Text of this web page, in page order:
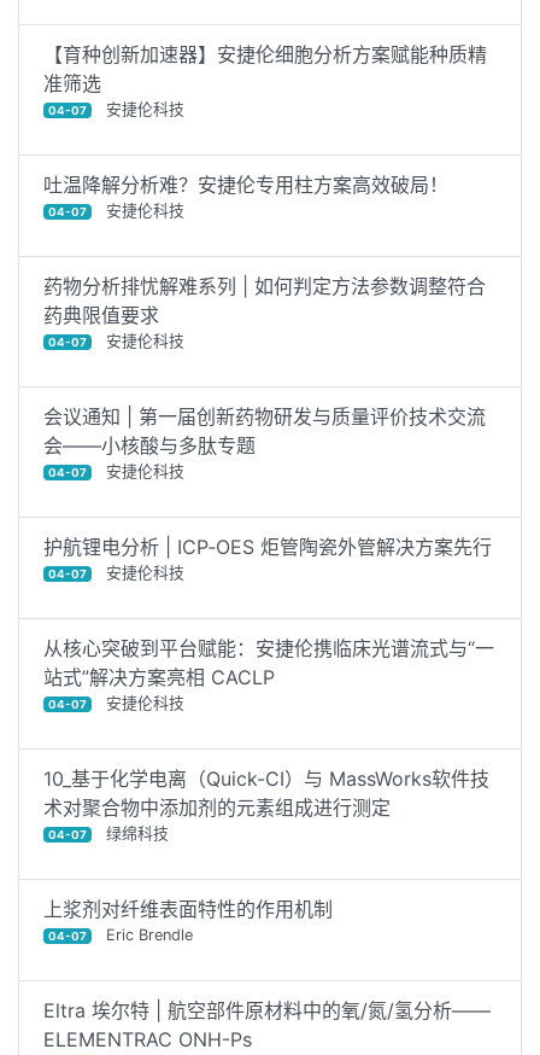
【育种创新加速器】安捷伦细胞分析方案赋能种质精
准筛选
04-07 安捷伦科技
吐温降解分析难？安捷伦专用柱方案高效破局！
04-07 安捷伦科技
药物分析排忧解难系列 | 如何判定方法参数调整符合
药典限值要求
04-07 安捷伦科技
会议通知 | 第一届创新药物研发与质量评价技术交流
会——小核酸与多肽专题
04-07 安捷伦科技
护航锂电分析 | ICP‑OES 炬管陶瓷外管解决方案先行
04-07 安捷伦科技
从核心突破到平台赋能：安捷伦携临床光谱流式与“一
站式”解决方案亮相 CACLP
04-07 安捷伦科技
10_基于化学电离（Quick-CI）与 MassWorks软件技
术对聚合物中添加剂的元素组成进行测定
04-07 绿绵科技
上浆剂对纤维表面特性的作用机制
04-07 Eric Brendle
Eltra 埃尔特 | 航空部件原材料中的氧/氮/氢分析——
ELEMENTRAC ONH-Ps